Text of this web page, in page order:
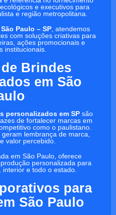
e executivos para
e região metropolitana.
São Paulo – SP , atendemos
com soluções criativas para
ações promocionais e
institucionais.
Brindes
em São
personalizados em SP são
de fortalecer marcas em
como o paulistano.
lembrança de marca,
valor percebido.
em São Paulo, oferece
personalizada para
e todo o estado.
para
São Paulo